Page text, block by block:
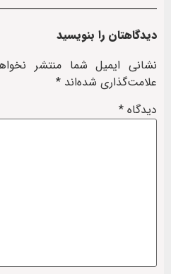
دیدگاهتان را بنویسید
نشانی ایمیل شما منتشر
علامت‌گذاری شده‌اند *
دیدگاه *